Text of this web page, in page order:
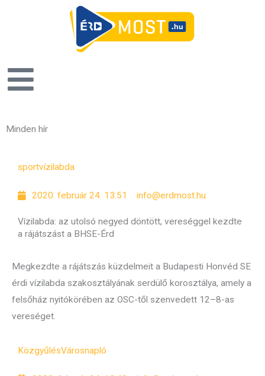
Minden hír
sportvízilabda
2020. február 24. 13:51 info@erdmost.hu
Vízilabda: az utolsó negyed döntött, vereséggel kezdte
a rájátszást a BHSE-Érd
Megkezdte a rájátszás küzdelmeit a Budapesti Honvéd SE
érdi vízilabda szakosztályának serdülő korosztálya, amely a
felsőház nyitókörében az OSC-től szenvedett 12–8-as
vereséget.
KözgyűlésVárosnapló
l
l
l
l
l
l
l
l
l